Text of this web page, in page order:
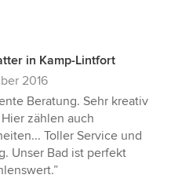
in Kamp-Lintfort
2016
Beratung. Sehr kreativ
zählen auch
Toller Service und
Unser Bad ist perfekt